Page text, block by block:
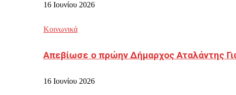
16 Ιουνίου 2026
Κοινωνικά
Απεβίωσε ο πρώην Δήμαρχος Αταλάντης
16 Ιουνίου 2026